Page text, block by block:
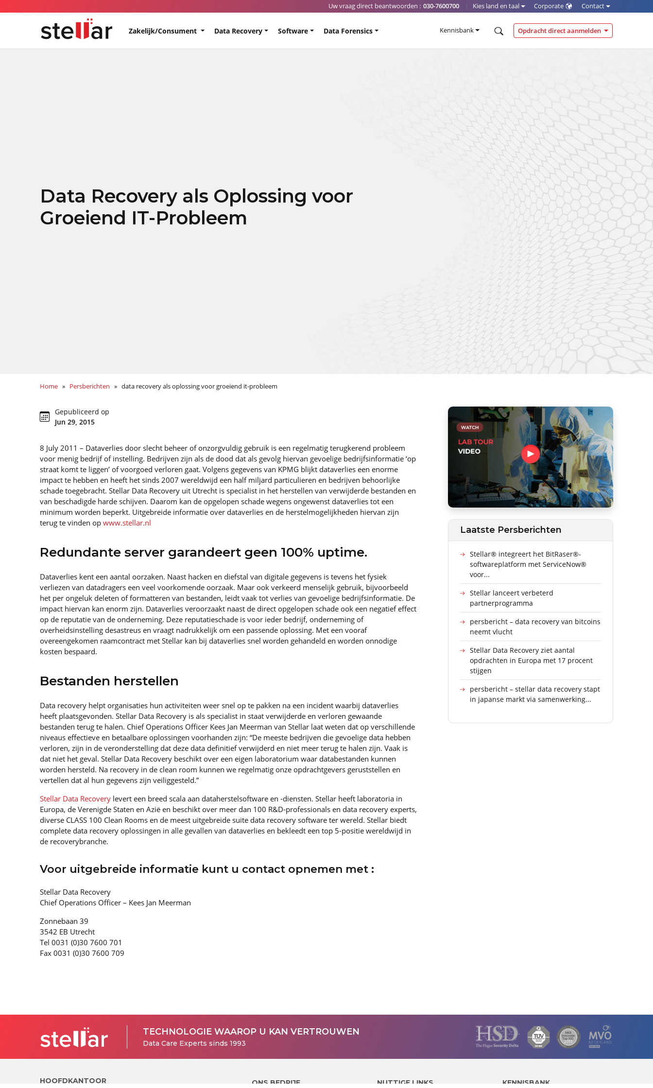
Uw vraag direct beantwoorden : 030-7600700 | Kies land en taal Corporate Contact
Zakelijk/Consument Data Recovery Software Data Forensics Kennisbank Opdracht direct aanmelden
Data Recovery als Oplossing voor
Groeiend IT-Probleem
Home » Persberichten » data recovery als oplossing voor groeiend it-probleem
Gepubliceerd op
Jun 29, 2015
8 July 2011 – Dataverlies door slecht beheer of onzorgvuldig gebruik is een regelmatig terugkerend probleem
voor menig bedrijf of instelling. Bedrijven zijn als de dood dat als gevolg hiervan gevoelige bedrijfsinformatie ‘op
straat komt te liggen’ of voorgoed verloren gaat. Volgens gegevens van KPMG blijkt dataverlies een enorme
impact te hebben en heeft het sinds 2007 wereldwijd een half miljard particulieren en bedrijven behoorlijke
schade toegebracht. Stellar Data Recovery uit Utrecht is specialist in het herstellen van verwijderde bestanden en
van beschadigde harde schijven. Daarom kan de opgelopen schade wegens ongewenst dataverlies tot een
minimum worden beperkt. Uitgebreide informatie over dataverlies en de herstelmogelijkheden hiervan zijn
terug te vinden opwww.stellar.nl
Redundante server garandeert geen 100% uptime.
Dataverlies kent een aantal oorzaken. Naast hacken en diefstal van digitale gegevens is tevens het fysiek
verliezen van datadragers een veel voorkomende oorzaak. Maar ook verkeerd menselijk gebruik, bijvoorbeeld
het per ongeluk deleten of formatteren van bestanden, leidt vaak tot verlies van gevoelige bedrijfsinformatie. De
impact hiervan kan enorm zijn. Dataverlies veroorzaakt naast de direct opgelopen schade ook een negatief effect
op de reputatie van de onderneming. Deze reputatieschade is voor ieder bedrijf, onderneming of
overheidsinstelling desastreus en vraagt nadrukkelijk om een passende oplossing. Met een vooraf
overeengekomen raamcontract met Stellar kan bij dataverlies snel worden gehandeld en worden onnodige
kosten bespaard.
Bestanden herstellen
Data recovery helpt organisaties hun activiteiten weer snel op te pakken na een incident waarbij dataverlies
heeft plaatsgevonden. Stellar Data Recovery is als specialist in staat verwijderde en verloren gewaande
bestanden terug te halen. Chief Operations Officer Kees Jan Meerman van Stellar laat weten dat op verschillende
niveaus effectieve en betaalbare oplossingen voorhanden zijn: “De meeste bedrijven die gevoelige data hebben
verloren, zijn in de veronderstelling dat deze data definitief verwijderd en niet meer terug te halen zijn. Vaak is
dat niet het geval. Stellar Data Recovery beschikt over een eigen laboratorium waar databestanden kunnen
worden hersteld. Na recovery in de clean room kunnen we regelmatig onze opdrachtgevers geruststellen en
vertellen dat al hun gegevens zijn veiliggesteld.”
Stellar Data Recovery levert een breed scala aan dataherstelsoftware en -diensten. Stellar heeft laboratoria in
Europa, de Verenigde Staten en Azië en beschikt over meer dan 100 R&D-professionals en data recovery experts,
diverse CLASS 100 Clean Rooms en de meest uitgebreide suite data recovery software ter wereld. Stellar biedt
complete data recovery oplossingen in alle gevallen van dataverlies en bekleedt een top 5-positie wereldwijd in
de recoverybranche.
Voor uitgebreide informatie kunt u contact opnemen met :
Stellar Data Recovery
Chief Operations Officer – Kees Jan Meerman
Zonnebaan 39
3542 EB Utrecht
Tel 0031 (0)30 7600 701
Fax 0031 (0)30 7600 709
Laatste Persberichten
Stellar® integreert het BitRaser®-
softwareplatform met ServiceNow®
voor...
Stellar lanceert verbeterd
partnerprogramma
persbericht – data recovery van bitcoins
neemt vlucht
Stellar Data Recovery ziet aantal
opdrachten in Europa met 17 procent
stijgen
persbericht – stellar data recovery stapt
in japanse markt via samenwerking...
TECHNOLOGIE WAAROP U KAN VERTROUWEN
Data Care Experts sinds 1993
HOOFDKANTOOR ONS BEDRIJF NUTTIGE LINKS KENNISBANK